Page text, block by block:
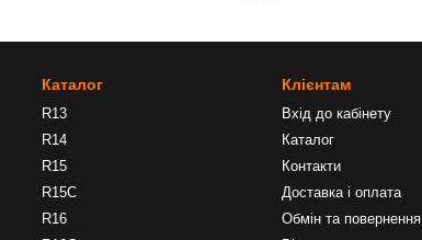
Каталог
R13
R14
R15
R15C
R16
Клієнтам
Вхід до кабінету
Каталог
Контакти
Доставка і оплата
Обмін та повернення